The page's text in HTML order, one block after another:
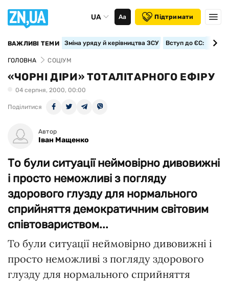
UA Аа Підтримати
ВАЖЛИВІ ТЕМИ Зміна уряду й керівництва ЗСУ Вступ до ЄС:
ГОЛОВНА СОЦІУМ
«ЧОРНІ ДІРИ» ТОТАЛІТАРНОГО ЕФІРУ
04 серпня, 2000, 00:00
Поділитися
Автор
Іван Мащенко
То були ситуації неймовірно дивовижні
і просто неможливі з погляду
здорового глузду для нормального
сприйняття демократичним світовим
співтовариством...
То були ситуації неймовірно дивовижні і
просто неможливі з погляду здорового
глузду для нормального сприйняття